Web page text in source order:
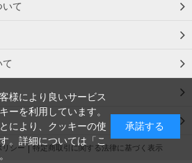
て
リシー 特定商取引に関する法律に基づく表示
様により良いサービス
ーを利用しています。
により、クッキーの使
。詳細については「 こ
承諾する